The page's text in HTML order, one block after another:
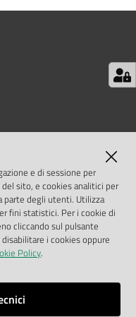
e di sessione per
sito, e cookies analitici per
parte degli utenti. Utilizza
fini statistici. Per i cookie di
cliccando sul pulsante
i cookies oppure
Policy.